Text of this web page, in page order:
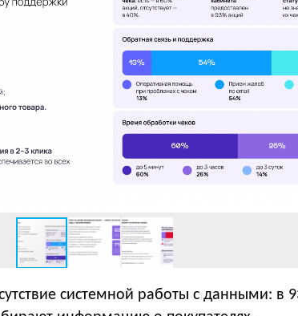
системной работы с данными: в